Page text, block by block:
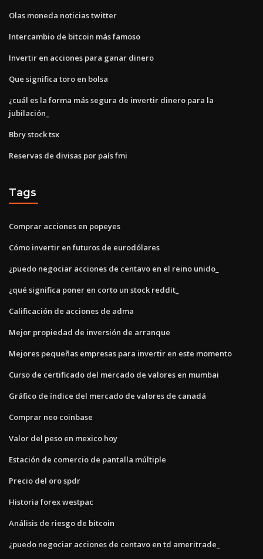
Olas moneda noticias twitter
Intercambio de bitcoin más famoso
Invertir en acciones para ganar dinero
Que significa toro en bolsa
¿cuál es la forma más segura de invertir dinero para la
jubilación_
Bbry stock tsx
Reservas de divisas por país fmi
Tags
Comprar acciones en popeyes
Cómo invertir en futuros de eurodólares
¿puedo negociar acciones de centavo en el reino unido_
¿qué significa poner en corto un stock reddit_
Calificación de acciones de adma
Mejor propiedad de inversión de arranque
Mejores pequeñas empresas para invertir en este momento
Curso de certificado del mercado de valores en mumbai
Gráfico de índice del mercado de valores de canadá
Comprar neo coinbase
Valor del peso en mexico hoy
Estación de comercio de pantalla múltiple
Precio del oro spdr
Historia forex westpac
Análisis de riesgo de bitcoin
¿puedo negociar acciones de centavo en td ameritrade_